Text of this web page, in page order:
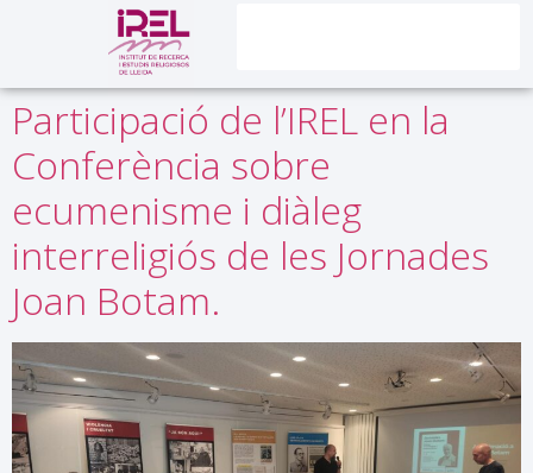
Participació de l’IREL en la
Conferència sobre
ecumenisme i diàleg
interreligiós de les Jornades
Joan Botam.